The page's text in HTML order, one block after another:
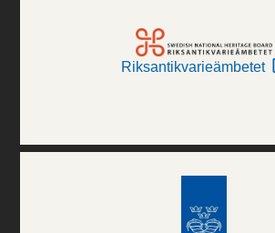
Riksantikvarieämbetet